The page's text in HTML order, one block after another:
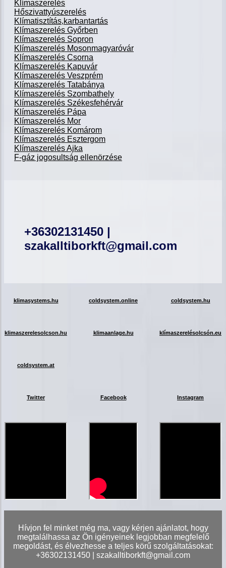
Klímaszerelés
Hőszivattyúszerelés
Klímatisztítás,karbantartás
Klímaszerelés Győrben
Klímaszerelés Sopron
Klímaszerelés Mosonmagyaróvár
Klímaszerelés Csorna
Klímaszerelés Kapuvár
Klímaszerelés Veszprém
Klímaszerelés Tatabánya
Klímaszerelés Szombathely
Klímaszerelés Székesfehérvár
Klímaszerelés Pápa
Klímaszerelés Mor
Klímaszerelés Komárom
Klímaszerelés Esztergom
Klímaszerelés Ajka
F-gáz jogosultság ellenörzése
+36302131450 |
szakalltiborkft@gmail.com
klimasystems.hu coldsystem.online coldsystem.hu
klimaszerelesolcson.hu klimaanlage.hu klímaszerelésolcsón.eu
coldsystem.at
Twitter Facebook Instagram
Hívjon fel minket még ma, vagy kérjen ajánlatot, hogy
megtalálhassa az Ön igényeinek legjobban megfelelő
megoldást, és élvezhesse a teljes körű szolgáltatásokat:
+36302131450 | szakalltiborkft@gmail.com